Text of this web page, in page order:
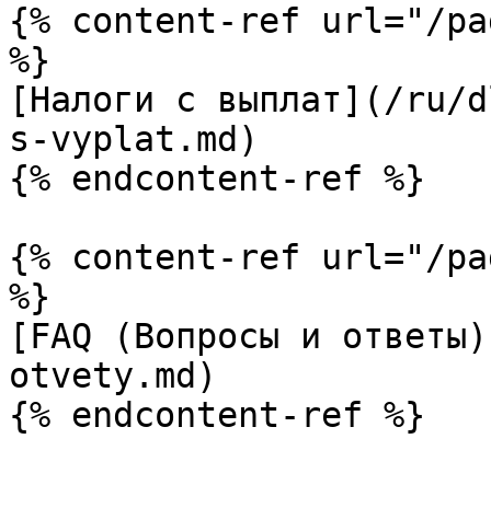
{% content-ref url="/
%}
[Налоги с выплат](/
s-vyplat.md)
{% endcontent-ref %}
{% content-ref url="/
%}
[FAQ (Вопросы и
otvety.md)